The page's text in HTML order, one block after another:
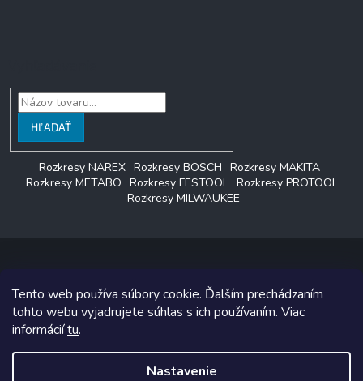
Tento web používa súbory cookie. Ďalším prechádzaním
tohto webu vyjadrujete súhlas s ich používaním. Viac
informáciítu.
Nastavenie
HĽADAŤ
Rozkresy NAREX Rozkresy BOSCH Rozkresy MAKITA
Rozkresy METABO Rozkresy FESTOOL Rozkresy PROTOOL
Rozkresy MILWAUKEE
Copyright 2026LAGON SERVIS. Všetky práva vyhradené.
Grafický návrh vytvoril a na Shoptet implementoval
Shoptetak.cz.